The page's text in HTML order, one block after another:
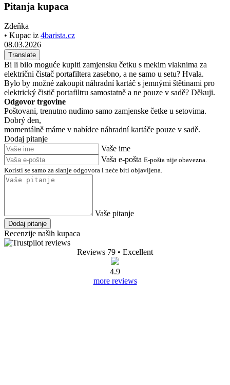
Pitanja kupaca
Zdeňka
• Kupac iz 4barista.cz
08.03.2026
Translate
Bi li bilo moguće kupiti zamjensku četku s mekim vlaknima za
električni čistač portafiltera zasebno, a ne samo u setu? Hvala.
Bylo by možné zakoupit náhradní kartáč s jemnými štětinami pro
elektrický čistič portafiltru samostatně a ne pouze v sadě? Děkuji.
Odgovor trgovine
Poštovani, trenutno nudimo samo zamjenske četke u setovima.
Dobrý den,
momentálně máme v nabídce náhradní kartáče pouze v sadě.
Dodaj pitanje
Vaše ime
Vaša e-pošta E-pošta nije obavezna.
Koristi se samo za slanje odgovora i neće biti objavljena.
Vaše pitanje
Dodaj pitanje
Recenzije naših kupaca
Reviews 79 • Excellent
4.9
more reviews